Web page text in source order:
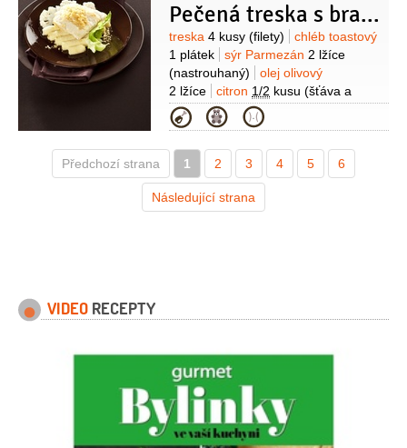
Pečená treska s bramborovo-květákovou kaší
Suroviny
treska 4 kusy (filety)
chléb toastový
1 plátek
sýr Parmezán 2 lžíce
(nastrouhaný)
olej olivový
2 lžíce
citron 1/2 kusu (šťáva a
nastrouhaná kůra)
brambory500 gramů
(malý)
smetana na šlehání
1 decilitr
máslo
25 gramů
muškátový květ
Kategorie
Předchozí strana 1 2 3 4 5 6
Následující strana
VIDEO RECEPTY